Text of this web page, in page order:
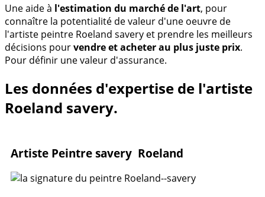
Une aide à l'estimation du marché de l'art, pour
connaître la potentialité de valeur d'une oeuvre de
l'artiste peintre Roeland savery et prendre les meilleurs
décisions pourvendre et acheter au plus juste prix.
Pour définir une valeur d'assurance.
Les données d'expertise de l'artiste
Roeland savery.
Artiste Peintre savery Roeland